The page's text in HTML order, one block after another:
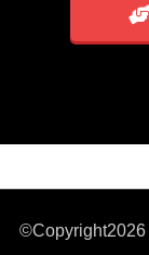
©Copyright2026